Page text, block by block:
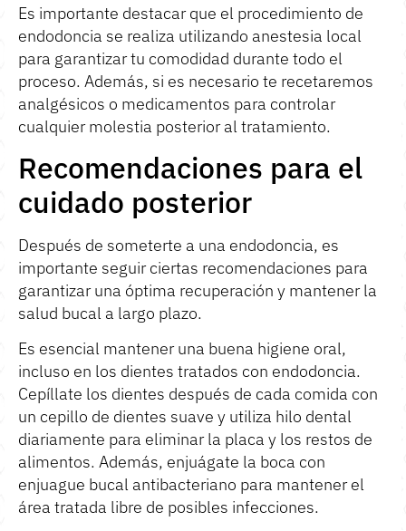
Es importante destacar que el procedimiento de
endodoncia se realiza utilizando anestesia local
para garantizar tu comodidad durante todo el
proceso. Además, si es necesario te recetaremos
analgésicos o medicamentos para controlar
cualquier molestia posterior al tratamiento.
Recomendaciones para el
cuidado posterior
Después de someterte a una endodoncia, es
importante seguir ciertas recomendaciones para
garantizar una óptima recuperación y mantener la
salud bucal a largo plazo.
Es esencial mantener una buena higiene oral,
incluso en los dientes tratados con endodoncia.
Cepíllate los dientes después de cada comida con
un cepillo de dientes suave y utiliza hilo dental
diariamente para eliminar la placa y los restos de
alimentos. Además, enjuágate la boca con
enjuague bucal antibacteriano para mantener el
área tratada libre de posibles infecciones.